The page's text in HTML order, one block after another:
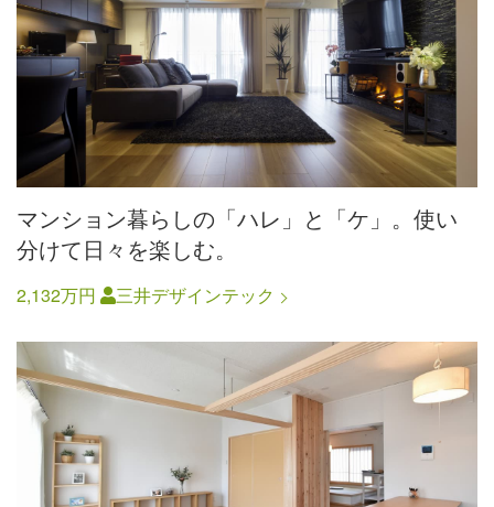
マンション暮らしの「ハレ」と「ケ」。使い
分けて日々を楽しむ。
2,132万円 三井デザインテック